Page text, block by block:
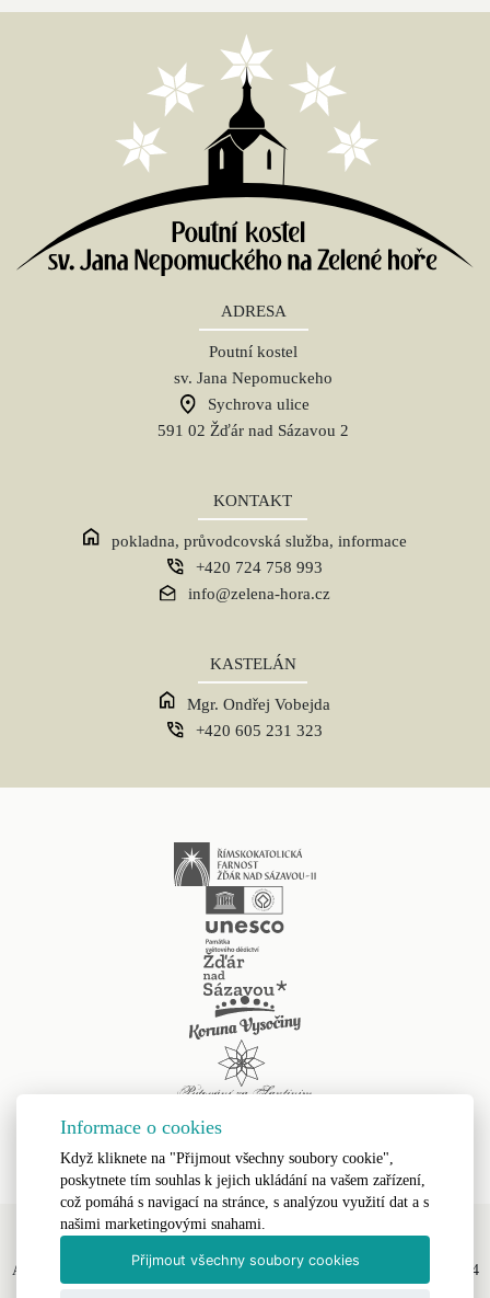
ADRESA
Poutní kostel
sv. Jana Nepomuckeho
Sychrova ulice
591 02 Žďár nad Sázavou 2
KONTAKT
pokladna, průvodcovská služba, informace
+420 724 758 993
info@zelena-hora.cz
KASTELÁN
Mgr. Ondřej Vobejda
+420 605 231 323
All Rights Reserved, Římskokatolická farnost Žďár nad Sázavou II © 2024
Informace o cookies
Když kliknete na "Přijmout všechny soubory cookie",
poskytnete tím souhlas k jejich ukládání na vašem zařízení,
což pomáhá s navigací na stránce, s analýzou využití dat a s
našimi marketingovými snahami.
Přijmout všechny soubory cookies